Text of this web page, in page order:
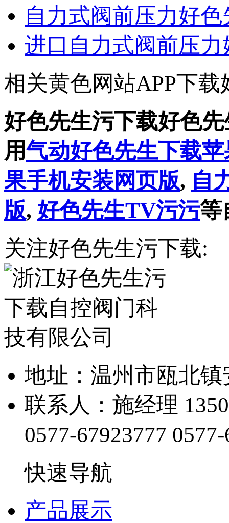
自力式阀前压力好
进口自力式阀前压
相关黄色网站APP下载
好色先生污下载好色
用气动好色先生下载
果手机安装网页版, 自
版, 好色先生TV污污等
关注好色先生污下载:
地址：温州市瓯北
联系人：施经理
0577-67923777
快速导航
产品展示